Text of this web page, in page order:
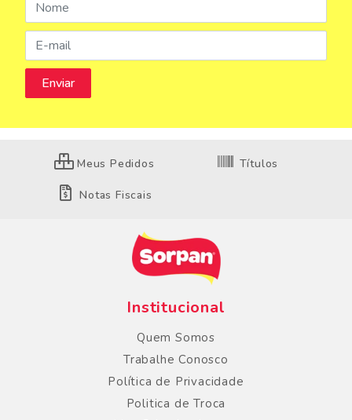
Meus Pedidos Títulos
Notas Fiscais
Institucional
Quem Somos
Trabalhe Conosco
Política de Privacidade
Politica de Troca